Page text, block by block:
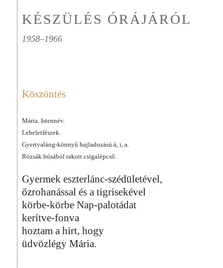
KÉSZÜLÉS ÓRÁJÁRÓL
1958–1966
Köszöntés
Mária. Istennév.
Leheletfészek.
Gyertyaláng-könnyű hajladozású á, i, a.
Rózsák húsából rakott csigalépcső.
Gyermek eszterlánc-szédületével,
őzrohanással és a tigrisekével
körbe-körbe Nap-palotádat
kerítve-fonva
hoztam a hírt, hogy
üdvözlégy Mária.